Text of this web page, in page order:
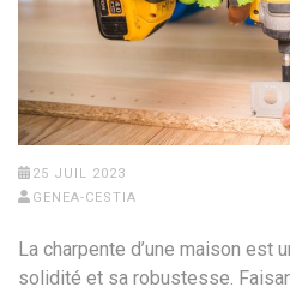
25 JUIL 2023
GENEA-CESTIA
La charpente d’une maison est
solidité et sa robustesse.